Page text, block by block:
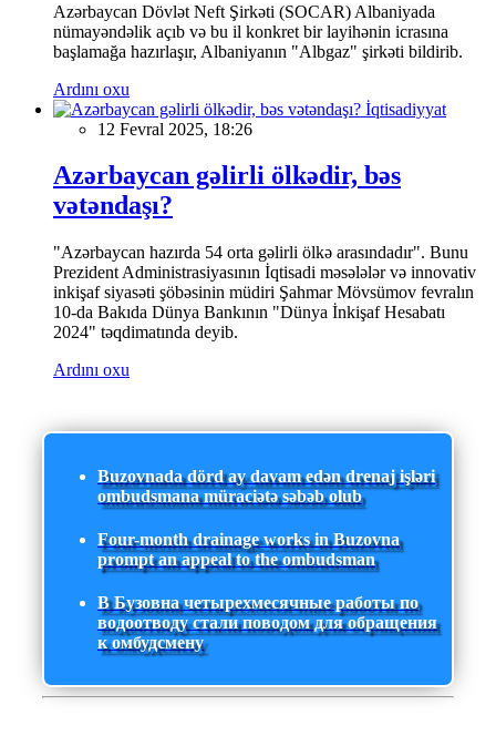
Azərbaycan Dövlət Neft Şirkəti (SOCAR) Albaniyada
nümayəndəlik açıb və bu il konkret bir layihənin icrasına
başlamağa hazırlaşır, Albaniyanın "Albgaz" şirkəti bildirib.
Ardını oxu
İqtisadiyyat
12 Fevral 2025, 18:26
Azərbaycan gəlirli ölkədir, bəs
vətəndaşı?
"Azərbaycan hazırda 54 orta gəlirli ölkə arasındadır". Bunu
Prezident Administrasiyasının İqtisadi məsələlər və innovativ
inkişaf siyasəti şöbəsinin müdiri Şahmar Mövsümov fevralın
10-da Bakıda Dünya Bankının "Dünya İnkişaf Hesabatı
2024" təqdimatında deyib.
Ardını oxu
Buzovnada dörd ay davam edən drenaj işləri
ombudsmana müraciətə səbəb olub
Four-month drainage works in Buzovna
prompt an appeal to the ombudsman
В Бузовна четырехмесячные работы по
водоотводу стали поводом для обращения
к омбудсмену